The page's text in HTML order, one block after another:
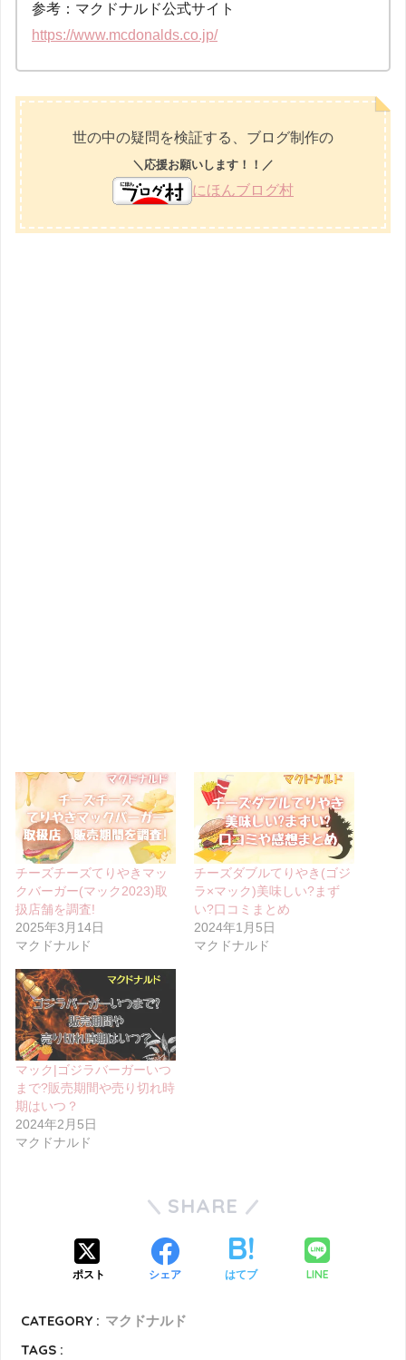
参考：マクドナルド公式サイト
https://www.mcdonalds.co.jp/
世の中の疑問を検証する、ブログ制作の
＼応援お願いします！！／
にほんブログ村
チーズチーズてりやきマッ
クバーガー(マック2023)取
扱店舗を調査!
2025年3月14日
マクドナルド
チーズダブルてりやき(ゴジ
ラ×マック)美味しい?まず
い?口コミまとめ
2024年1月5日
マクドナルド
マック|ゴジラバーガーいつ
まで?販売期間や売り切れ時
期はいつ？
2024年2月5日
マクドナルド
SHARE
ポスト シェア はてブ LINE
CATEGORY : マクドナルド
TAGS :